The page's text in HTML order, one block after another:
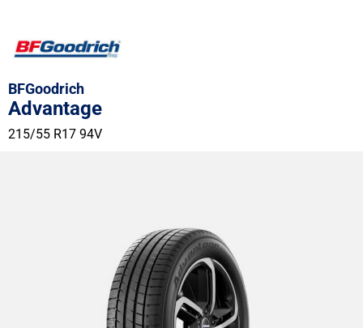
BFGoodrich
Advantage
215/55 R17 94V